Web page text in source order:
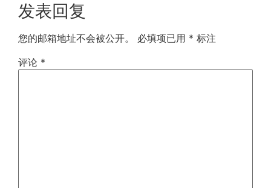
发表回复
您的邮箱地址不会被公开。 必填项已用 * 标注
评论 *